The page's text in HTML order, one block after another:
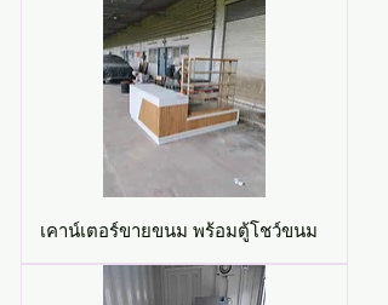
เคาน์เตอร์ขายขนม พร้อมตู้โชว์ขนม